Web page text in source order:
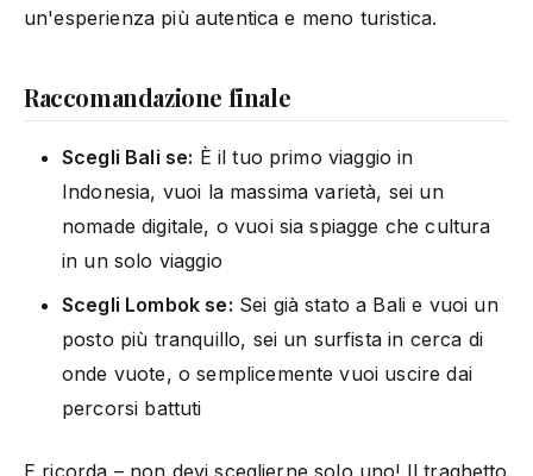
un'esperienza più autentica e meno turistica.
Raccomandazione finale
Scegli Bali se: È il tuo primo viaggio in
Indonesia, vuoi la massima varietà, sei un
nomade digitale, o vuoi sia spiagge che cultura
in un solo viaggio
Scegli Lombok se: Sei già stato a Bali e vuoi un
posto più tranquillo, sei un surfista in cerca di
onde vuote, o semplicemente vuoi uscire dai
percorsi battuti
E ricorda – non devi sceglierne solo uno! Il traghetto